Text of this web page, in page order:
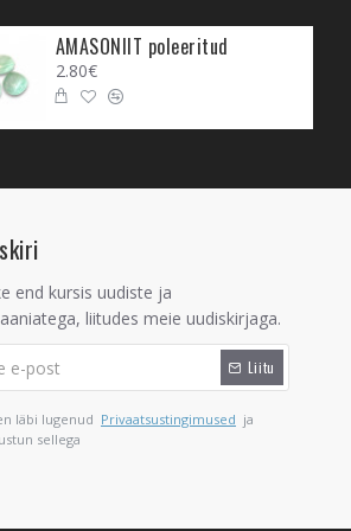
oma
et
on
AMASONIIT poleeritud
2.80€
end kursis uudiste ja
liitudes meie uudiskirjaga.
Liitu
läbi lugenud Privaatsustingimused ja
sellega